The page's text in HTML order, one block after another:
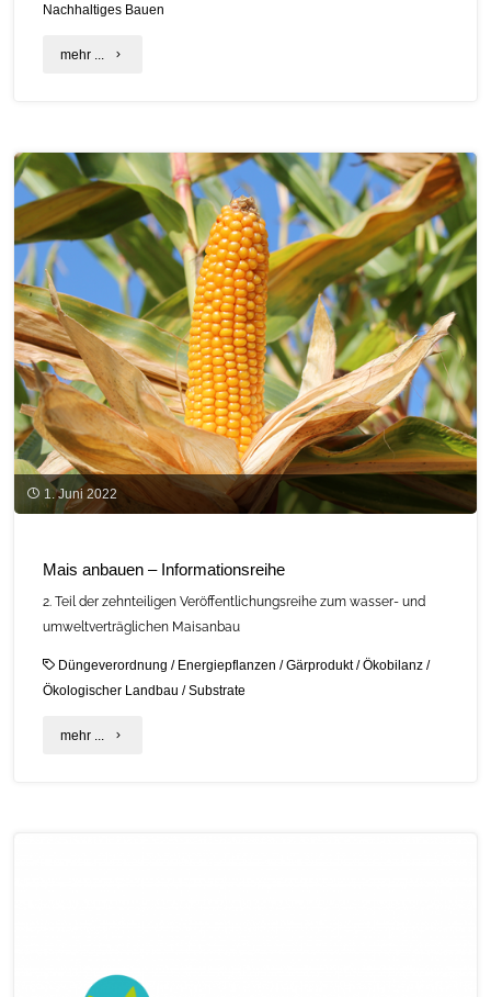
Nachhaltiges Bauen
mehr ... "Bayerische
1. Juni 2022
Mais anbauen – Informationsreihe
2. Teil der zehnteiligen Veröffentlichungsreihe zum wasser- und
umweltverträglichen Maisanbau
Düngeverordnung / Energiepflanzen /Gärprodukt/Ökobilanz /
Ökologischer Landbau /Substrate
mehr ... "Mais